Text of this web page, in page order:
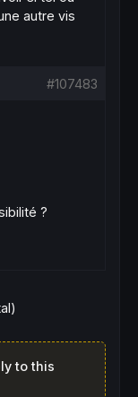
autre vis
#107483
?
to this